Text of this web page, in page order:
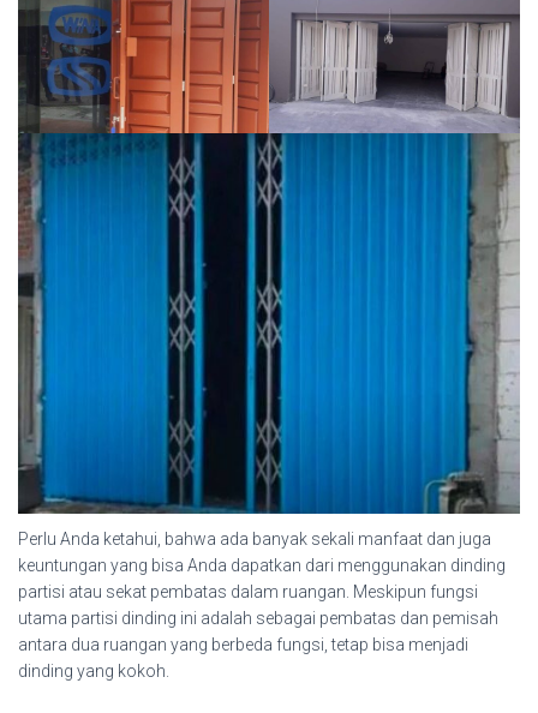
Perlu Anda ketahui, bahwa ada banyak sekali manfaat dan juga
keuntungan yang bisa Anda dapatkan dari menggunakan dinding
partisi atau sekat pembatas dalam ruangan. Meskipun fungsi
utama partisi dinding ini adalah sebagai pembatas dan pemisah
antara dua ruangan yang berbeda fungsi, tetap bisa menjadi
dinding yang kokoh.